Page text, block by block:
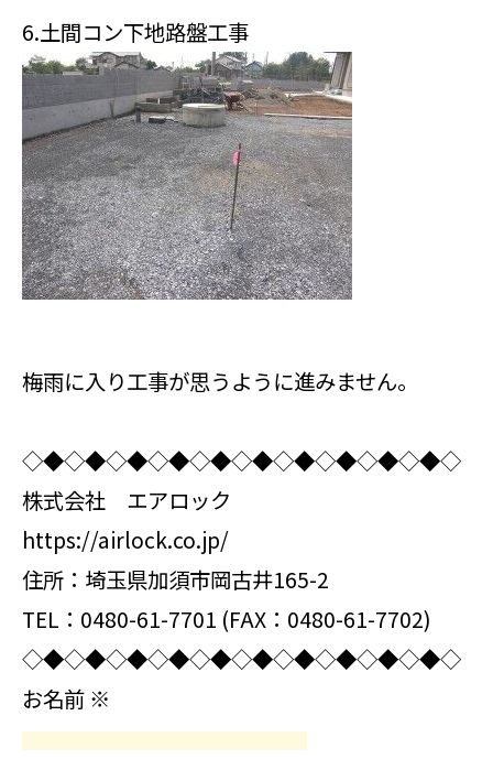
6.土間コン下地路盤工事
梅雨に入り工事が思うように進みません。
◇◆◇◆◇◆◇◆◇◆◇◆◇◆◇◆◇◆◇◆◇
株式会社 エアロック
https://airlock.co.jp/
住所：埼玉県加須市岡古井165-2
TEL：0480-61-7701 (FAX：0480-61-7702)
◇◆◇◆◇◆◇◆◇◆◇◆◇◆◇◆◇◆◇◆◇
お名前 ※